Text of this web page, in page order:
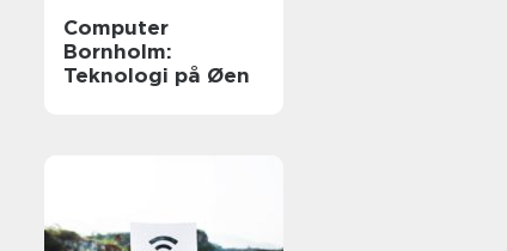
Computer
Bornholm:
Teknologi på Øen